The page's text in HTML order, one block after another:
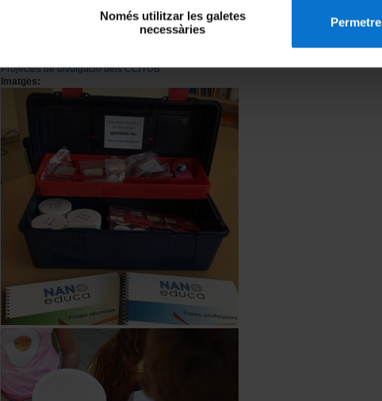
Només utilitzar les galetes
necessàries
l'organització hi participen
universitats i centres de
Projectes de divulgació dels CCiTUB
Imatges: